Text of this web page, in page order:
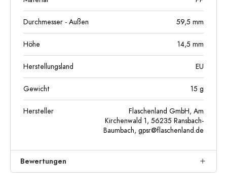
Durchmesser - Außen 59,5 mm
Höhe 14,5 mm
Herstellungsland EU
Gewicht 15 g
Hersteller
Flaschenland GmbH, Am
Kirchenwald 1, 56235 Ransbach-
Baumbach, gpsr@flaschenland.de
Bewertungen